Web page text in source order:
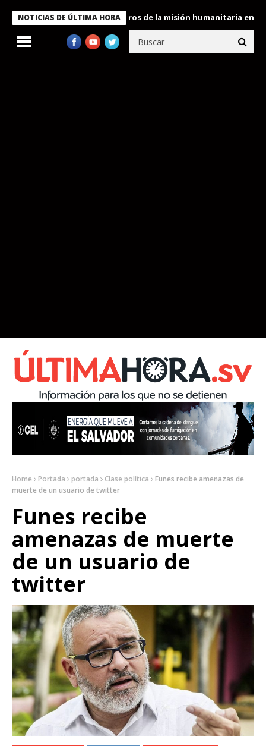
NOTICIAS DE ÚLTIMA HORA
Bukele condecora a miembros de la misión humanitaria enviada
Home Portada portada Clase política
Funes recibe amenazas de
muerte de un usuario de twitter
Funes recibe
amenazas de muerte
de un usuario de
twitter